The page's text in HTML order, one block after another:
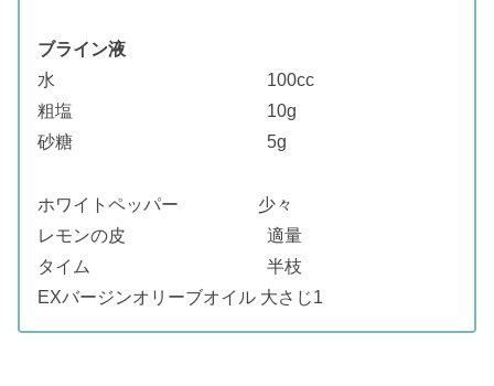
ブライン液
水 100cc
粗塩 10g
砂糖 5g
ホワイトペッパー 少々
レモンの皮 適量
タイム 半枝
EXバージンオリーブオイル 大さじ1